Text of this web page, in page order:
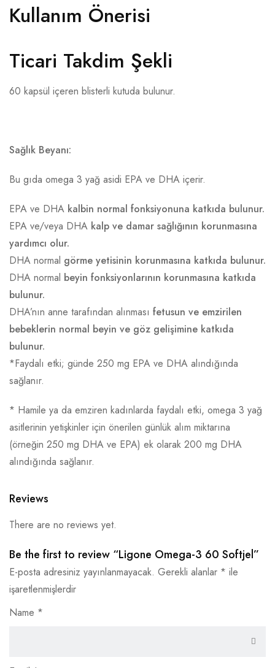
Kullanım Önerisi
Ticari Takdim Şekli
60 kapsül içeren blisterli kutuda bulunur.
Sağlık Beyanı:
Bu gıda omega 3 yağ asidi EPA ve DHA içerir.
EPA ve DHA kalbin normal fonksiyonuna katkıda bulunur.
EPA ve/veya DHA kalp ve damar sağlığının korunmasına
yardımcı olur.
DHA normal görme yetisinin korunmasına katkıda bulunur.
DHA normal beyin fonksiyonlarının korunmasına katkıda
bulunur.
DHA’nın anne tarafından alınması fetusun ve emzirilen
bebeklerin normal beyin ve göz gelişimine katkıda
bulunur.
*Faydalı etki; günde 250 mg EPA ve DHA alındığında
sağlanır.
* Hamile ya da emziren kadınlarda faydalı etki, omega 3 yağ
asitlerinin yetişkinler için önerilen günlük alım miktarına
(örneğin 250 mg DHA ve EPA) ek olarak 200 mg DHA
alındığında sağlanır.
Reviews
There are no reviews yet.
Be the first to review “Ligone Omega-3 60 Softjel”
E-posta adresiniz yayınlanmayacak. Gerekli alanlar * ile
işaretlenmişlerdir
Name *